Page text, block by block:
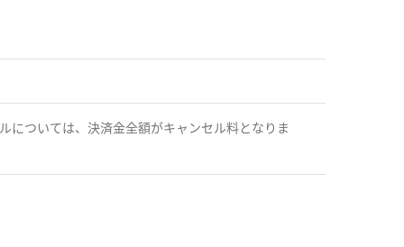
については、決済金全額がキャンセル料となりま